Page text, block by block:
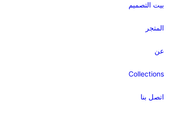
بيت التصميم
المتجر
عن
Collections
اتصل بنا